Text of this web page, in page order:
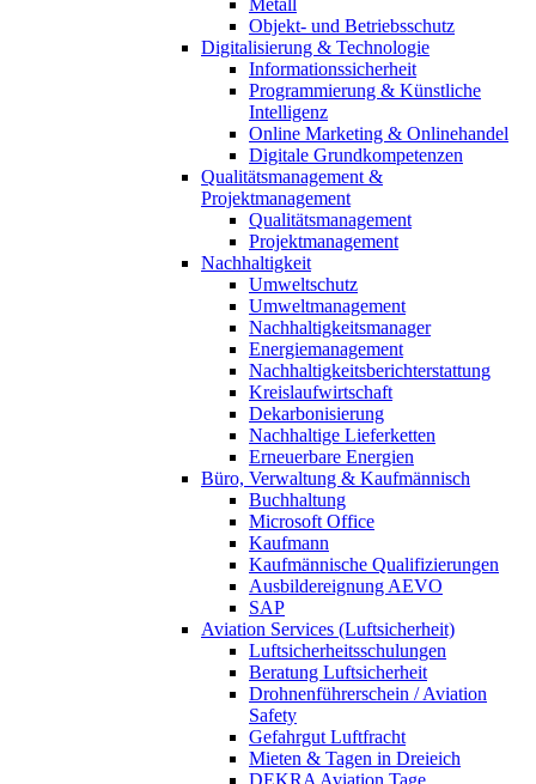
Objekt- und Betriebsschutz
Digitalisierung & Technologie
Informationssicherheit
Programmierung & Künstliche
Intelligenz
Online Marketing & Onlinehandel
Digitale Grundkompetenzen
Qualitätsmanagement &
Projektmanagement
Qualitätsmanagement
Projektmanagement
Nachhaltigkeit
Umweltschutz
Umweltmanagement
Nachhaltigkeitsmanager
Energiemanagement
Nachhaltigkeitsberichterstattung
Kreislaufwirtschaft
Dekarbonisierung
Nachhaltige Lieferketten
Erneuerbare Energien
Büro, Verwaltung & Kaufmännisch
Buchhaltung
Microsoft Office
Kaufmann
Kaufmännische Qualifizierungen
Ausbildereignung AEVO
SAP
Aviation Services (Luftsicherheit)
Luftsicherheitsschulungen
Beratung Luftsicherheit
Drohnenführerschein / Aviation
Safety
Gefahrgut Luftfracht
Mieten & Tagen in Dreieich
DEKRA Aviation Tage